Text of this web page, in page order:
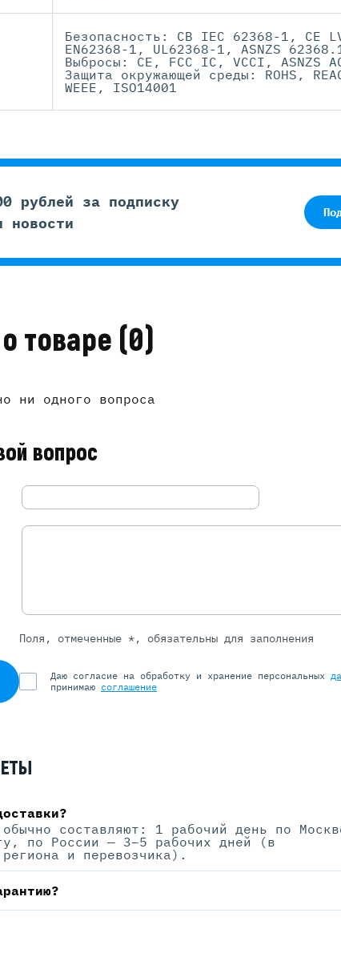
Безопасность: CB IEC 62368-1, CE
EN62368-1, UL62368-1, ASNZS
Выбросы: CE, FCC IC, VCCI, ASNZS
Защита окружающей среды: ROHS,
WEEE, ISO14001
рублей за подписку
новости
товаре (0)
ни одного вопроса
вопрос
Поля, отмеченные *, обязательны для заполнения
Даю согласие на обработку и хранение персональных
принимаю соглашение
обычно составляют: 1 рабочий день по
по России — 3–5 рабочих дней (в
и перевозчика).